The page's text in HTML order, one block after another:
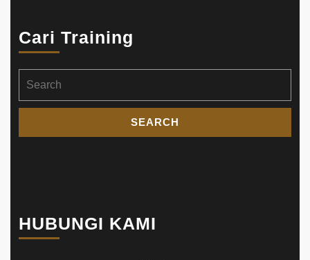
Cari Training
for:
HUBUNGI KAMI